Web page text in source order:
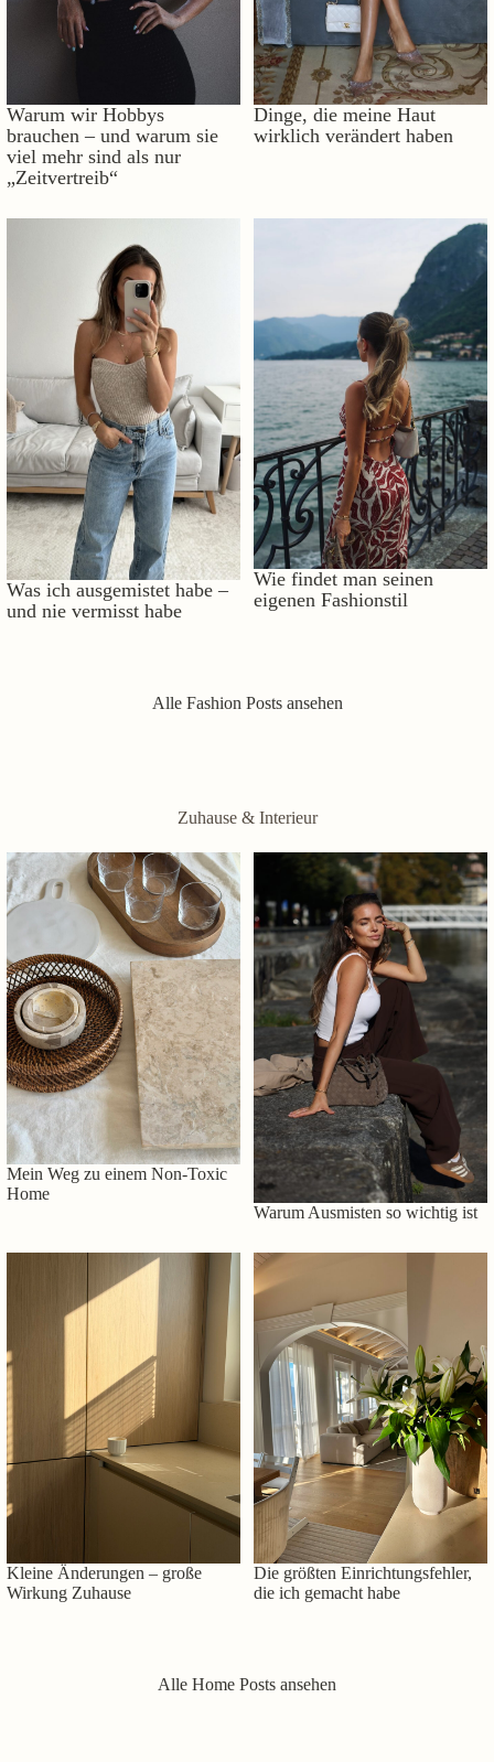
Warum wir Hobbys
brauchen – und warum sie
viel mehr sind als nur
„Zeitvertreib“
Dinge, die meine Haut
wirklich verändert haben
Was ich ausgemistet habe –
und nie vermisst habe
Wie findet man seinen
eigenen Fashionstil
Alle Fashion Posts ansehen
Zuhause & Interieur
Mein Weg zu einem Non-Toxic
Home
Warum Ausmisten so wichtig ist
Kleine Änderungen – große
Wirkung Zuhause
Die größten Einrichtungsfehler,
die ich gemacht habe
Alle Home Posts ansehen